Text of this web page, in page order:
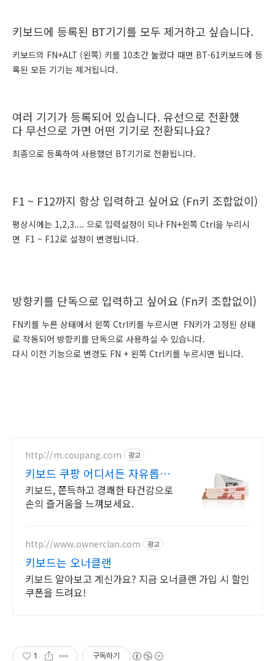
키보드에 등록된 BT기기를 모두 제거하고 싶습니다.
키보드의 FN+ALT (왼쪽) 키를 10초간 눌렀다 때면 BT-61키보드에 등
록된 모든 기기는 제거됩니다.
여러 기기가 등록되어 있습니다. 유선으로 전환했
다 무선으로 가면 어떤 기기로 전환되나요?
최종으로 등록하여 사용했던 BT기기로 전환됩니다.
F1 ~ F12까지 항상 입력하고 싶어요 (Fn키 조합없이)
평상시에는 1,2,3.... 으로 입력설정이 되나 FN+왼쪽 Ctrl을 누리시
면 F1 ~ F12로 설정이 변경됩니다.
방향키를 단독으로 입력하고 싶어요 (Fn키 조합없이)
FN키를 누른 상태에서 왼쪽 Ctrl키를 누르시면 FN키가 고정된 상태
로 작동되어 방향키를 단독으로 사용하실 수 있습니다.
다시 이전 기능으로 변경도 FN + 왼쪽 Ctrl키를 누르시면 됩니다.
http://m.coupang.com 광고
키보드 쿠팡 어디서든 자유롭게
유무선
키보드, 쫀득하고 경쾌한 타건감으로
손의 즐거움을 느껴보세요.
http://www.ownerclan.com 광고
키보드는 오너클랜
키보드 알아보고 계신가요? 지금 오너클랜 가입 시 할인
쿠폰을 드려요!
1 구독하기